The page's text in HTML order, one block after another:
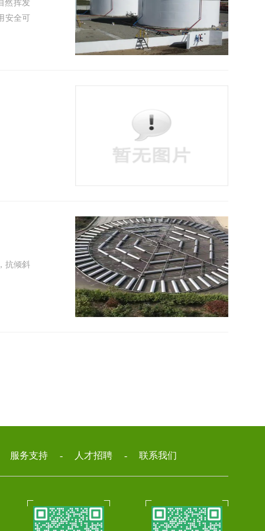
然挥发
安全可
抗倾斜
服务支持 - 人才招聘 - 联系我们